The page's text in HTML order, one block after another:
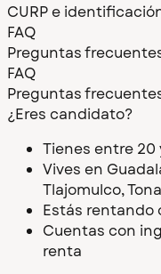
CURP e
FAQ
Preguntas
FAQ
Preguntas
¿Eres candidato?
Tienes entre 20
Vives en
Tlajomulco,
Estás rentando
Cuentas con
renta